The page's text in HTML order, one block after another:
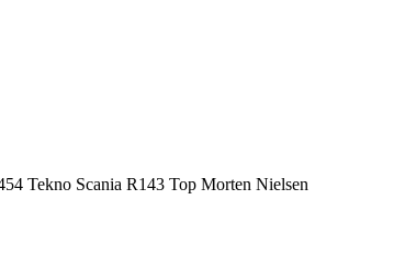
Tekno Scania R143 Top Morten Nielsen